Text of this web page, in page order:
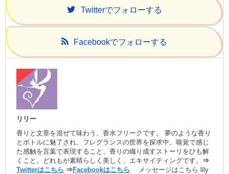
ま い
ィ
ン
ウ
Twitterでフォローする
Facebookでフォローする
リリー
香りと文章を混ぜて味わう、香水フリークです。 夢のような香り
とボトルに魅了され、フレグランスの世界を探求中。嗅覚で感じ
た感触を言葉で表現すること、香りの織り成すストーリをひも解
くこと。どれもが素晴らしく美しく、エキサイティングです。 ⇒
Twitterはこちら ⇒Facebookはこちら メッセージはこちら lily